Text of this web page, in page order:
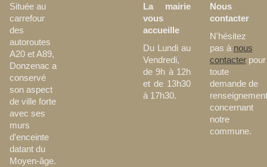
Située au
carrefour
des
autoroutes
A20 et A89,
Donzenac a
conservé
son aspect
de ville forte
avec ses
murs
d'enceinte
datant du
Moyen-âge.
La mairie
vous
accueille
Du Lundi au
Vendredi,
de 9h à 12h
et de 13h30
à 17h30.
Nous
contacter
N'hésitez
pas à nous
contacterpour
toute
demande de
renseignement
concernant
notre
commune.